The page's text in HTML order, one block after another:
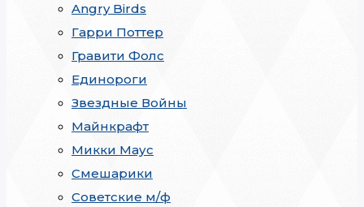
Angry Birds
Гарри Поттер
Гравити Фолс
Единороги
Звездные Войны
Майнкрафт
Микки Маус
Смешарики
Советские м/ф